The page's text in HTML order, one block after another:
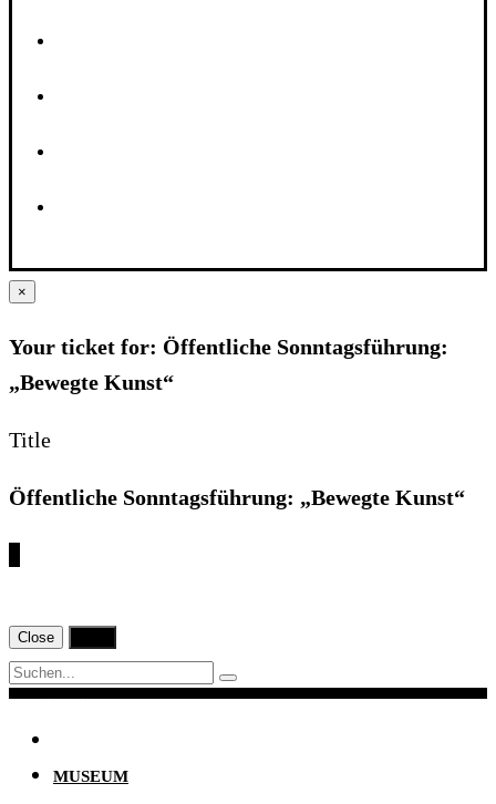
×
Your ticket for: Öffentliche Sonntagsführung:
„Bewegte Kunst“
Title
Öffentliche Sonntagsführung: „Bewegte Kunst“
Close
Navigation
MUSEUM